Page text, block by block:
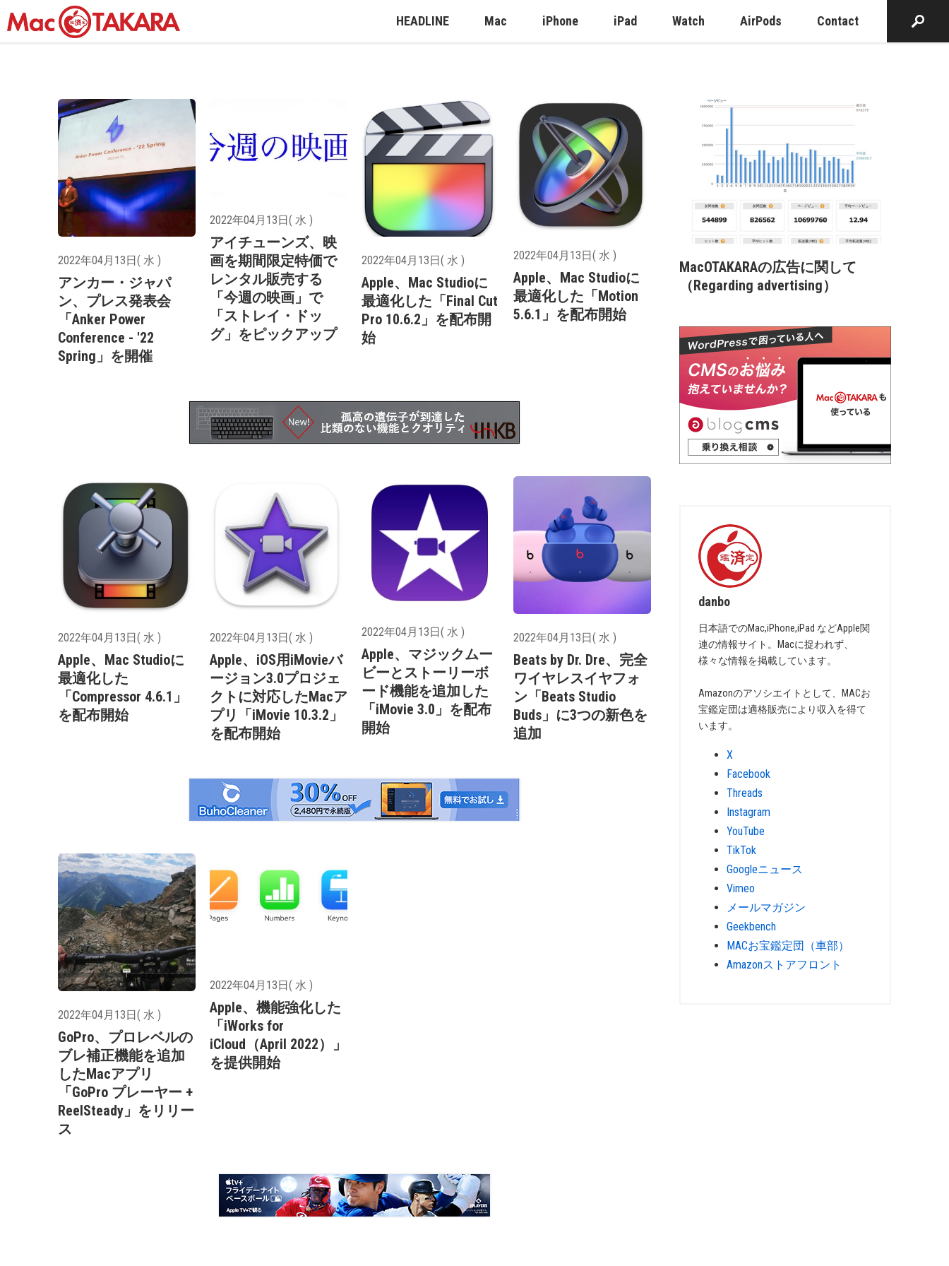
HEADLINE Mac iPhone iPad Watch AirPods Contact
2022年04月13日( 水 )
アンカー・ジャパ
ン、プレス発表会
「Anker Power
Conference - '22
Spring」を開催
2022年04月13日( 水 )
アイチューンズ、映
画を期間限定特価で
レンタル販売する
「今週の映画」で
「ストレイ・ドッ
グ」をピックアップ
2022年04月13日( 水 )
Apple、Mac Studioに
最適化した「Final Cut
Pro 10.6.2」を配布開
始
2022年04月13日( 水 )
Apple、Mac Studioに
最適化した「Motion
5.6.1」を配布開始
2022年04月13日( 水 )
Apple、Mac Studioに
最適化した
「Compressor 4.6.1」
を配布開始
2022年04月13日( 水 )
Apple、iOS用iMovieバ
ージョン3.0プロジェ
クトに対応したMacア
プリ「iMovie 10.3.2」
を配布開始
2022年04月13日( 水 )
Apple、マジックムー
ビーとストーリーボ
ード機能を追加した
「iMovie 3.0」を配布
開始
2022年04月13日( 水 )
Beats by Dr. Dre、完全
ワイヤレスイヤフォ
ン「Beats Studio
Buds」に3つの新色を
追加
2022年04月13日( 水 )
GoPro、プロレベルの
ブレ補正機能を追加
したMacアプリ
「GoPro プレーヤー +
ReelSteady」をリリー
ス
2022年04月13日( 水 )
Apple、機能強化した
「iWorks for
iCloud（April 2022）」
を提供開始
MacOTAKARAの広告に関して
（Regarding advertising）
danbo
日本語でのMac,iPhone,iPad などApple関
連の情報サイト。Macに捉われず、
様々な情報を掲載しています。
Amazonのアソシエイトとして、MACお
宝鑑定団は適格販売により収入を得て
います。
X
Facebook
Threads
Instagram
YouTube
TikTok
Googleニュース
Vimeo
メールマガジン
Geekbench
MACお宝鑑定団（車部）
Amazonストアフロント